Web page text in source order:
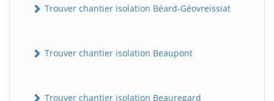
Trouver chantier isolation Béard-Géovreissiat
Trouver chantier isolation Beaupont
Trouver chantier isolation Beauregard